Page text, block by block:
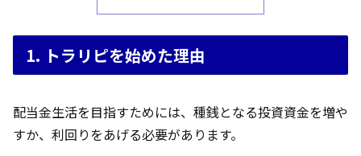
1. トラリピを始めた理由
配当金生活を目指すためには、種銭となる投資資金を増や
すか、利回りをあげる必要があります。